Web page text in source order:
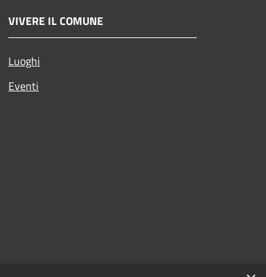
VIVERE IL COMUNE
Luoghi
Eventi